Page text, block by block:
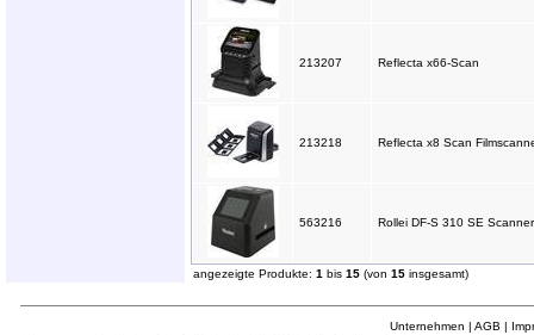
213207 Reflecta x66-Scan
213218 Reflecta x8 Scan
563216 Rollei DF-S 310 SE
angezeigte Produkte: 1 bis 15 (von 15 insgesamt)
Unternehmen | AGB |